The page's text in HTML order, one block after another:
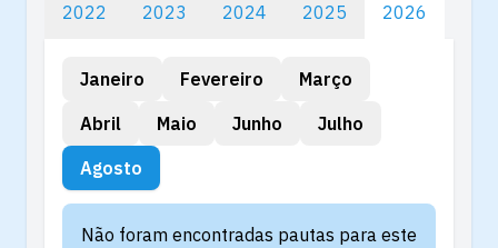
2022 2023 2024 2025 2026
Janeiro Fevereiro
Março
Abril
Maio Junho
Julho
Agosto
Não foram encontradas pautas para este